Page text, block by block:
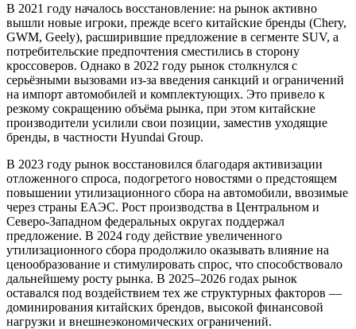
В 2021 году началось восстановление: на рынок активно
вышли новые игроки, прежде всего китайские бренды (Chery,
GWM, Geely), расширившие предложение в сегменте SUV, а
потребительские предпочтения сместились в сторону
кроссоверов. Однако в 2022 году рынок столкнулся с
серьёзными вызовами из-за введения санкций и ограничений
на импорт автомобилей и комплектующих. Это привело к
резкому сокращению объёма рынка, при этом китайские
производители усилили свои позиции, заместив уходящие
бренды, в частности Hyundai Group.
В 2023 году рынок восстановился благодаря активизации
отложенного спроса, подогретого новостями о предстоящем
повышении утилизационного сбора на автомобили, ввозимые
через страны ЕАЭС. Рост производства в Центральном и
Северо-Западном федеральных округах поддержал
предложение. В 2024 году действие увеличенного
утилизационного сбора продолжило оказывать влияние на
ценообразование и стимулировать спрос, что способствовало
дальнейшему росту рынка. В 2025–2026 годах рынок
оставался под воздействием тех же структурных факторов —
доминирования китайских брендов, высокой финансовой
нагрузки и внешнеэкономических ограничений.